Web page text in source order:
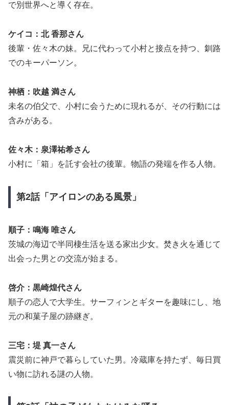
で別世界へと導く存在。
ケイコ：北 香那さん
後輩・佐々木の妹。兄に代わって小村と接点を持つ、釧路
でのキーパーソン。
神栖：吹越 満さん
未名の伯父で、小村に会うために現れるが、その行動には
含みがある。
佐々木：泉澤祐希さん
小村に「箱」を託す会社の後輩。物語の発端を作る人物。
第2話「アイロンのある風景」
順子：鳴海 唯さん
茨城の海辺で半同棲生活を送る家出少女。焚き火を通じて
出会った男との交流が始まる。
啓介：黒崎煌代さん
順子の恋人で大学生。サーフィンとギターを趣味にし、地
元の和菓子屋の跡継ぎ。
三宅：堤 真一さん
震災前に神戸で暮らしていた男。冷蔵庫を持たず、毎日買
い物に訪れる謎の人物。